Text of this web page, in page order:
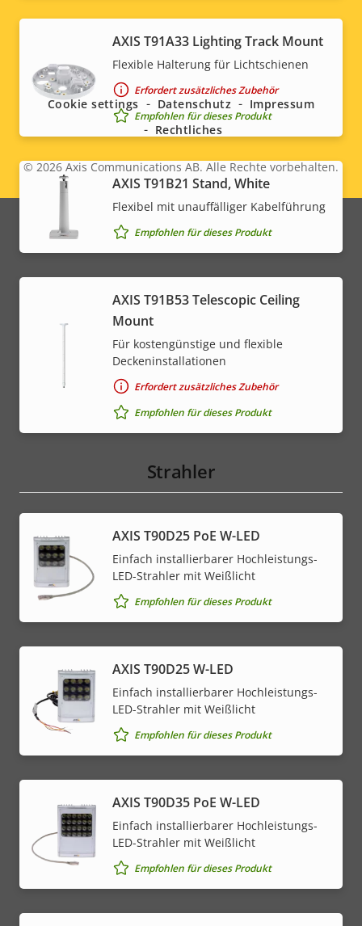
AXIS T91A33 Lighting Track Mount
Flexible Halterung für Lichtschienen
Erfordert zusätzliches Zubehör
Empfohlen für dieses Produkt
AXIS T91B21 Stand, White
Flexibel mit unauffälliger Kabelführung
Empfohlen für dieses Produkt
AXIS T91B53 Telescopic Ceiling
Mount
Für kostengünstige und flexible
Deckeninstallationen
Erfordert zusätzliches Zubehör
Empfohlen für dieses Produkt
Strahler
AXIS T90D25 PoE W-LED
Einfach installierbarer Hochleistungs-
LED-Strahler mit Weißlicht
Empfohlen für dieses Produkt
AXIS T90D25 W-LED
Einfach installierbarer Hochleistungs-
LED-Strahler mit Weißlicht
Empfohlen für dieses Produkt
AXIS T90D35 PoE W-LED
Einfach installierbarer Hochleistungs-
LED-Strahler mit Weißlicht
Empfohlen für dieses Produkt
Social
menu
Legal
menu
© 2026 Axis Communications AB. Alle Rechte vorbehalten.
Cookie settings Datenschutz
Impressum
Rechtliches